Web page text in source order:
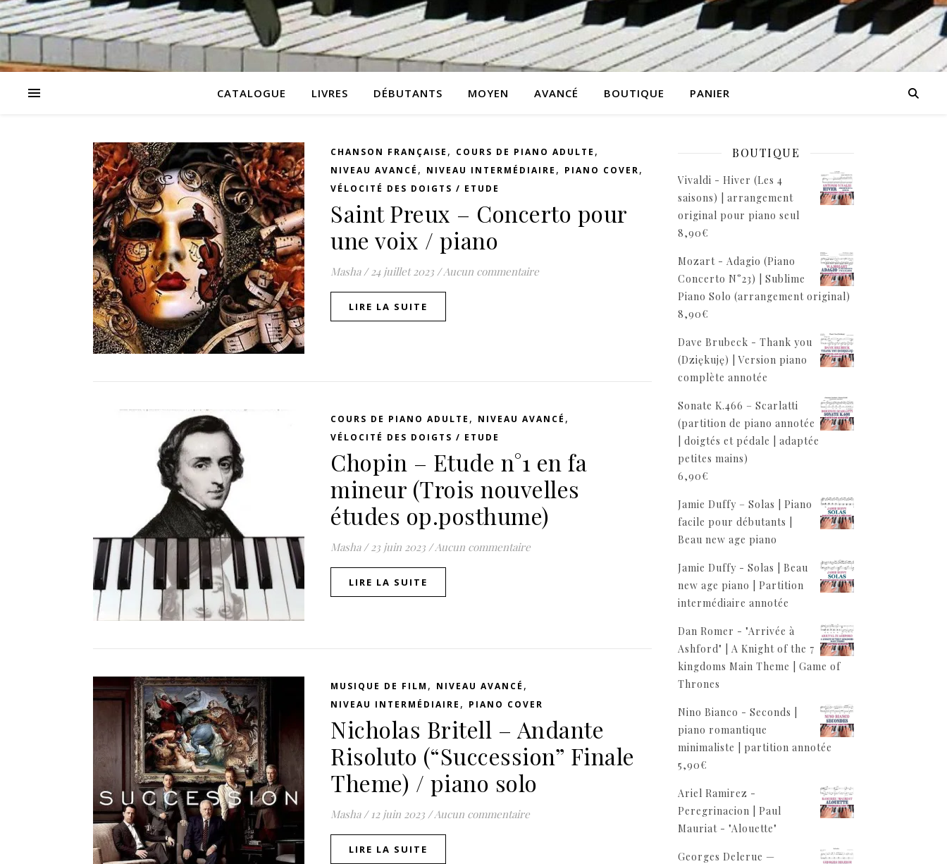
CATALOGUE LIVRES DÉBUTANTS MOYEN AVANCÉ BOUTIQUE PANIER
CHANSON FRANÇAISE , COURS DE PIANO ADULTE ,
NIVEAU AVANCÉ , NIVEAU INTERMÉDIAIRE , PIANO COVER,
VÉLOCITÉ DES DOIGTS / ETUDE
Saint Preux – Concerto pour
une voix / piano
Masha / 24 juillet 2023 /Aucun commentaire
LIRE LA SUITE
COURS DE PIANO ADULTE , NIVEAU AVANCÉ ,
VÉLOCITÉ DES DOIGTS / ETUDE
Chopin – Etude n°1 en fa
mineur (Trois nouvelles
études op.posthume)
Masha / 23 juin 2023 /Aucun commentaire
LIRE LA SUITE
MUSIQUE DE FILM , NIVEAU AVANCÉ ,
NIVEAU INTERMÉDIAIRE , PIANO COVER
Nicholas Britell – Andante
Risoluto (“Succession” Finale
Theme) / piano solo
Masha / 12 juin 2023 /Aucun commentaire
LIRE LA SUITE
BOUTIQUE
Vivaldi - Hiver (Les 4
saisons) | arrangement
original pour piano seul
8,90€
Mozart - Adagio (Piano
Concerto N°23) | Sublime
Piano Solo (arrangement original)
8,90€
Dave Brubeck - Thank you
(Dziękuję) | Version piano
complète annotée
Sonate K.466 – Scarlatti
(partition de piano annotée
| doigtés et pédale | adaptée
petites mains)
6,90€
Jamie Duffy – Solas | Piano
facile pour débutants |
Beau new age piano
Jamie Duffy - Solas | Beau
new age piano | Partition
intermédiaire annotée
Dan Romer - "Arrivée à
Ashford" | A Knight of the 7
kingdoms Main Theme | Game of
Thrones
Nino Bianco - Seconds |
piano romantique
minimaliste | partition annotée
5,90€
Ariel Ramirez -
Peregrinacion | Paul
Mauriat - "Alouette"
Georges Delerue —